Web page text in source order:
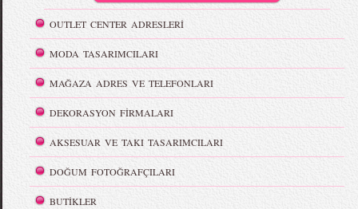
OUTLET CENTER ADRESLERİ
MODA TASARIMCILARI
MAĞAZA ADRES VE TELEFONLARI
DEKORASYON FİRMALARI
AKSESUAR VE TAKI TASARIMCILARI
DOĞUM FOTOĞRAFÇILARI
BUTİKLER